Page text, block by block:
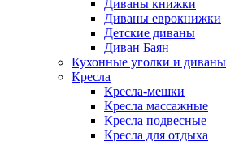
Диваны книжки
Диваны еврокнижки
Детские диваны
Диван Баян
Кухонные уголки и диваны
Кресла
Кресла-мешки
Кресла массажные
Кресла подвесные
Кресла для отдыха